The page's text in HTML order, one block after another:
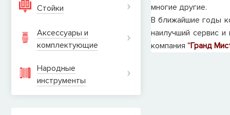
Стойки
Аксессуары и
комплектующие
Народные
инструменты
многие другие.
В ближайшие годы
наилучший сервис
компания “Гранд